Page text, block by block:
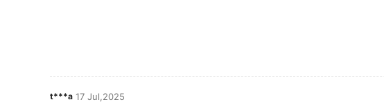
t***a 17 Jul,2025